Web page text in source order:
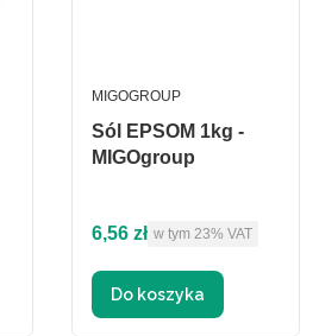
Sól EPSOM 1kg -
MIGOgroup
PRODUCENT
MIGOGROUP
Cena brutto
6,56 zł w tym %s VAT
w tym 23% VAT
Do koszyka